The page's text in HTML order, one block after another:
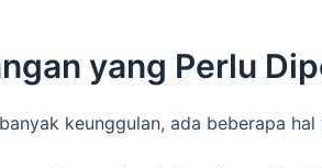
yang Perlu
keunggulan, ada beberapa